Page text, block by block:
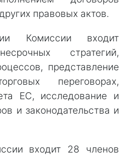
правовых актов.
Комиссии входит
стратегий,
представление
переговорах,
ЕС, исследование и
и законодательства и
входит 28 членов